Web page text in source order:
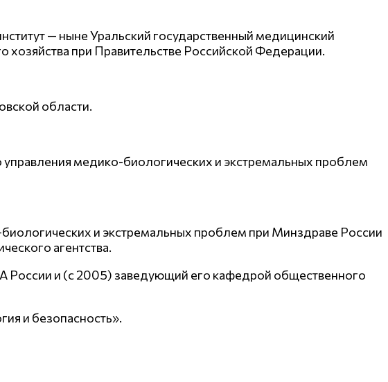
— ныне Уральский государственный медицинский
хозяйства при Правительстве Российской Федерации.
области.
медико-биологических и экстремальных проблем
и экстремальных проблем при Минздраве России
агентства.
и (с 2005) заведующий его кафедрой общественного
и безопасность».